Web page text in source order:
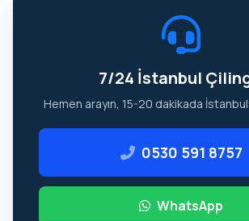
7/24 İstanbul
Hemen arayın, 15-20 dakikada
0530 591 8757
WhatsApp